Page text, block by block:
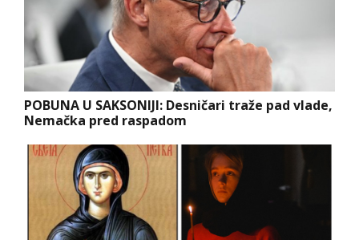
POBUNA U SAKSONIJI: Desničari traže pad vlade,
Nemačka pred raspadom